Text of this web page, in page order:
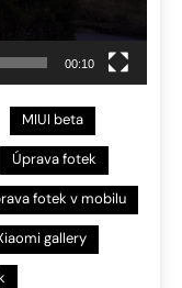
00:10
MIUI beta
Úprava fotek
fotek v mobilu
gallery